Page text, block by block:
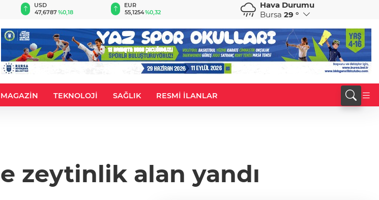
USD
47,6787%0,18
EUR
55,1254%0,32 %0,38
CHF
59,0083
Hava Durumu
Bursa 29 °
MAGAZİN TEKNOLOJİ SAĞLIK RESMİ İLANLAR
zeytinlik alan yandı